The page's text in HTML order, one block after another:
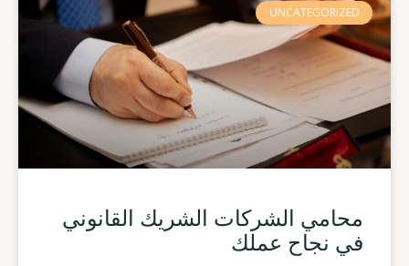
UNCATEGORIZED
محامي الشركات الشريك القانوني
في نجاح عملك